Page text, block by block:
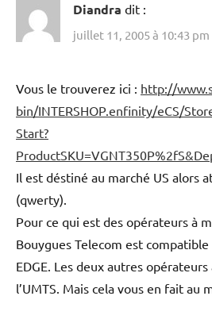
Diandra dit :
juillet 11, 2005 à 10:43 pm
Vous le trouverez ici : http://
bin/INTERSHOP.enfinity/eCS/
Start?
Il est déstiné au marché US alors
(qwerty).
Pour ce qui est des opérateurs à
Bouygues Telecom est
EDGE. Les deux autres
l’UMTS. Mais cela vous en fait au